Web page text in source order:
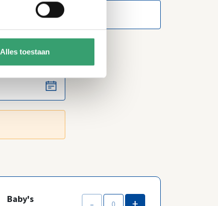
Alles toestaan
Baby's